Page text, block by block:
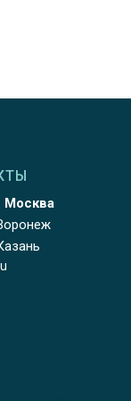
Москва